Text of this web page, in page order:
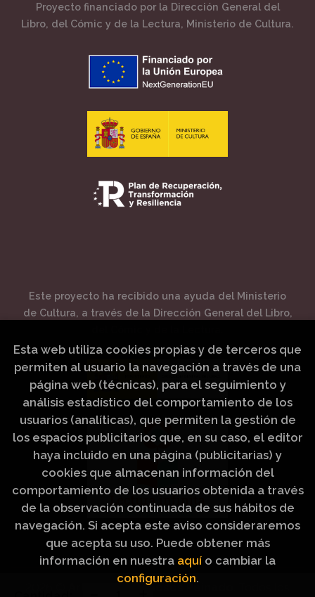
Proyecto financiado por la Dirección General del
Libro, del Cómic y de la Lectura, Ministerio de Cultura.
Este proyecto ha recibido una ayuda del Ministerio
de Cultura, a través de la Dirección General del Libro,
Artículos Religiosos Peinado
Esta web utiliza cookies propias y de terceros que
permiten al usuario la navegación a través de una
página web (técnicas), para el seguimiento y
análisis estadístico del comportamiento de los
usuarios (analíticas), que permiten la gestión de
los espacios publicitarios que, en su caso, el editor
haya incluido en una página (publicitarias) y
cookies que almacenan información del
comportamiento de los usuarios obtenida a través
de la observación continuada de sus hábitos de
navegación. Si acepta este aviso consideraremos
que acepta su uso. Puede obtener más
información en nuestra aquí o cambiar la
configuración.